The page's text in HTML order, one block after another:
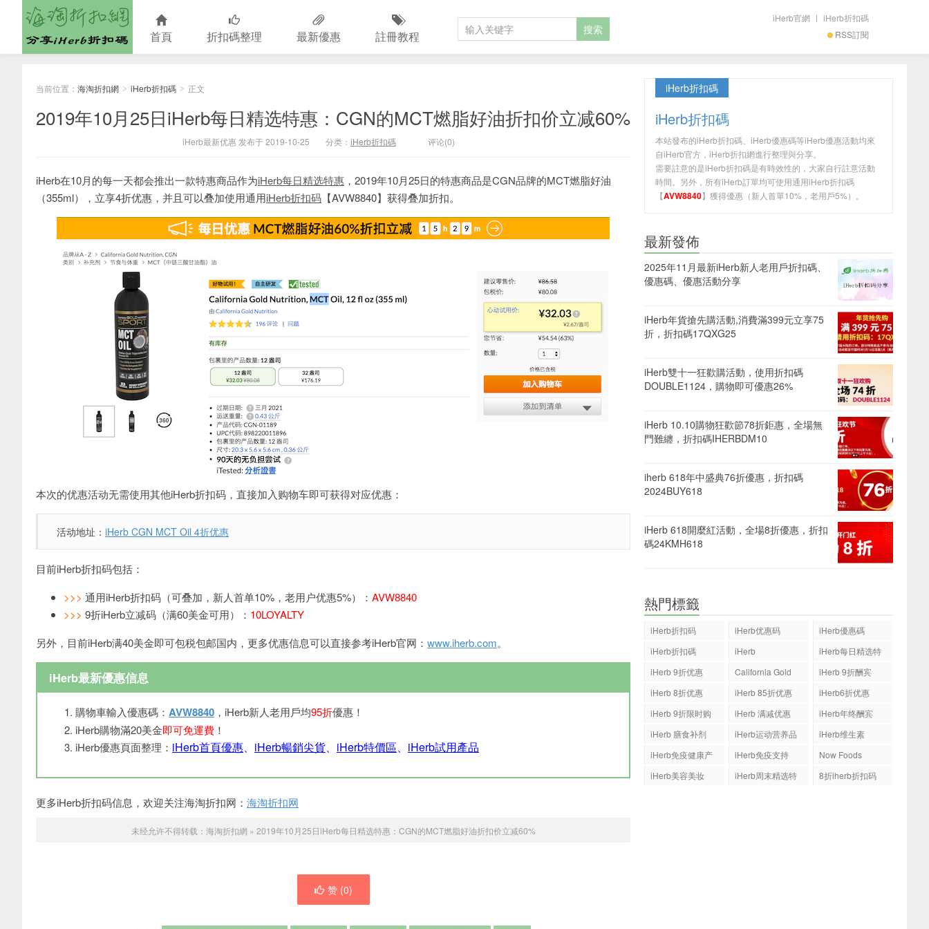
首頁 折扣碼整理 最新優惠 註冊教程 RSS訂閱
iHerb官網 | iHerb折扣碼
当前位置： 海淘折扣網 > iHerb折扣碼 > 正文
2019年10月25日iHerb每日精选特惠：CGN的MCT燃脂好油折扣价立减60%
iHerb最新优惠 发布于 2019-10-25 分类： iHerb折扣碼 评论(0)
iHerb在10月的每一天都会推出一款特惠商品作为iHerb每日精选特惠 ，2019年10月25日的特惠商品是CGN品牌的MCT燃脂好油
（355ml），立享4折优惠，并且可以叠加使用通用iHerb折扣码 【AVW8840】获得叠加折扣。
本次的优惠活动无需使用其他iHerb折扣码，直接加入购物车即可获得对应优惠：
活动地址： iHerb CGN MCT Oil 4折优惠
目前iHerb折扣码包括：
>>> 通用iHerb折扣码（可叠加，新人首单10%，老用户优惠5%）： AVW8840
>>> 9折iHerb立减码（满60美金可用）： 10LOYALTY
另外，目前iHerb满40美金即可包税包邮国内，更多优惠信息可以直接参考iHerb官网： www.iherb.com。
iHerb最新優惠信息
購物車輸入優惠碼： AVW8840 ，iHerb新人老用戶均95折優惠！
iHerb購物滿20美金即可免運費 ！
iHerb優惠頁面整理： iHerb首頁優惠 iHerb暢銷尖貨 iHerb特價區 iHerb試用產品
更多iHerb折扣码信息，欢迎关注海淘折扣网： 海淘折扣网
未经允许不得转载： 海淘折扣網» 2019年10月25日iHerb每日精选特惠：CGN的MCT燃脂好油折扣价立减60%
赞 (0)
iHerb折扣碼
iHerb折扣碼
本站發布的iHerb折扣碼、iHerb優惠碼等iHerb優惠活動均來
自iHerb官方，iHerb折扣網進行整理與分享。
需要註意的是iHerb折扣碼是有時效性的，大家自行註意活動
時間。另外，所有iHerb訂單均可使用通用iHerb折扣碼
【AVW8840】獲得優惠（新人首單10%，老用戶5%）。
最新發佈
2025年11月最新iHerb新人老用戶折扣碼、
優惠碼、優惠活動分享
iHerb年貨搶先購活動,消費滿399元立享75
折，折扣碼17QXG25
iHerb雙十一狂歡購活動，使用折扣碼
DOUBLE1124，購物即可優惠26%
iHerb 10.10購物狂歡節78折鉅惠，全場無
門難纏，折扣碼IHERBDM10
iherb 618年中盛典76折優惠，折扣碼
2024BUY618
iHerb 618開麼紅活動，全場8折優惠，折扣
碼24KMH618
熱門標籤
iHerb折扣码 iHerb优惠码
iHerb優惠碼
iHerb折扣碼
iHerb
iHerb每日精选特
iHerb 9折优惠
California Gold
iHerb 9折酬宾
iHerb 8折优惠
iHerb 85折优惠
iHerb6折优惠
iHerb 9折限时购
iHerb 满减优惠
iHerb年终酬宾
iHerb 膳食补剂
iHerb运动营养品
iHerb维生素
iHerb免疫健康产
iHerb免疫支持
Now Foods
iHerb美容美妆
iHerb周末精选特
8折iherb折扣码